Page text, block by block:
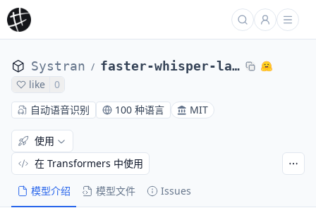
Systran / faster-whisper-large-v3
like
0
自动语音识别
100 种语言 MIT
模型介绍 模型文件 Issues
使用
在 Transformers 中使用